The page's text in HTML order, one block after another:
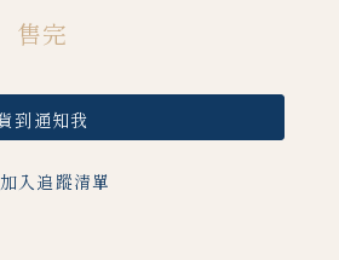
售完
到通知我
加入追蹤清單